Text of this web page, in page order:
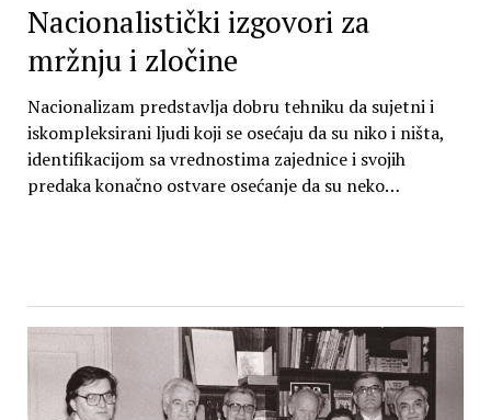
Nacionalistički izgovori za
mržnju i zločine
Nacionalizam predstavlja dobru tehniku da sujetni i
iskompleksirani ljudi koji se osećaju da su niko i ništa,
identifikacijom sa vrednostima zajednice i svojih
predaka konačno ostvare osećanje da su neko…